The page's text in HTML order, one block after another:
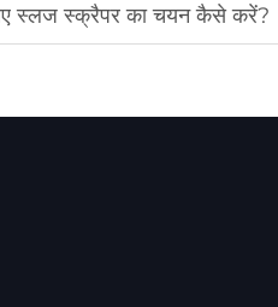
स्लज स्क्रैपर का चयन कैसे करें?